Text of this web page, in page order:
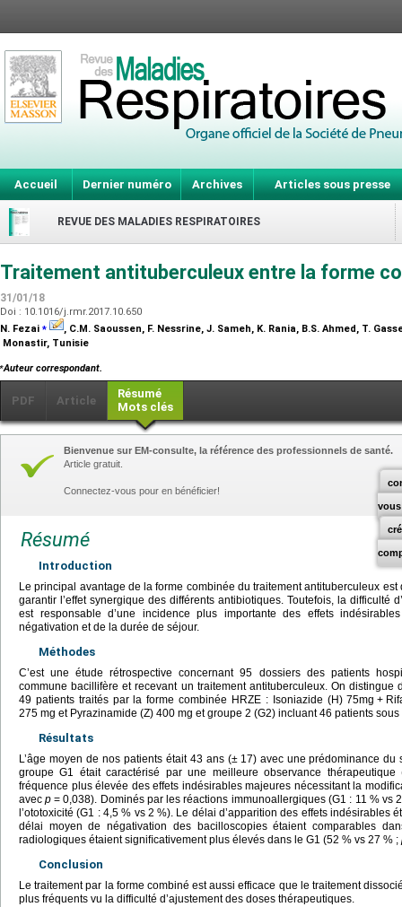
Accueil Dernier numéro Archives Articles sous presse
REVUE DES MALADIES RESPIRATOIRES
Traitement antituberculeux entre la forme
31/01/18
Doi : 10.1016/j.rmr.2017.10.650
N. Fezai ⁎
, C.M. Saoussen, F. Nessrine, J. Sameh, K. Rania, B.S. Ahmed, T.
Monastir, Tunisie
⁎Auteur correspondant.
PDF Article
Résumé
Mots clés
vous
Bienvenue sur EM-consulte, la référence des professionnels de santé.
Article gratuit.
Connectez-vous pour en bénéficier!
Résumé
Introduction
Le principal avantage de la forme combinée du traitement antituberculeux
garantir l’effet synergique des différents antibiotiques. Toutefois, la difficulté
est responsable d’une incidence plus importante des effets
négativation et de la durée de séjour.
Méthodes
C’est une étude rétrospective concernant 95 dossiers des patients
commune bacillifère et recevant un traitement antituberculeux. On
49 patients traités par la forme combinée HRZE : Isoniazide (H) 75mg +
275 mg et Pyrazinamide (Z) 400 mg et groupe 2 (G2) incluant 46 patients
Résultats
L’âge moyen de nos patients était 43 ans (± 17) avec une prédominance
groupe G1 était caractérisé par une meilleure observance
fréquence plus élevée des effets indésirables majeures nécessitant la
avecp = 0,038). Dominés par les réactions immunoallergiques (G1 : 11 % vs
l’ototoxicité (G1 : 4,5 % vs 2 %). Le délai d’apparition des effets indésirables
délai moyen de négativation des bacilloscopies étaient comparables
radiologiques étaient signiﬁcativement plus élevés dans le G1 (52 % vs 27 % ;
Conclusion
Le traitement par la forme combiné est aussi efficace que le traitement
plus fréquents vu la difficulté d’ajustement des doses thérapeutiques.